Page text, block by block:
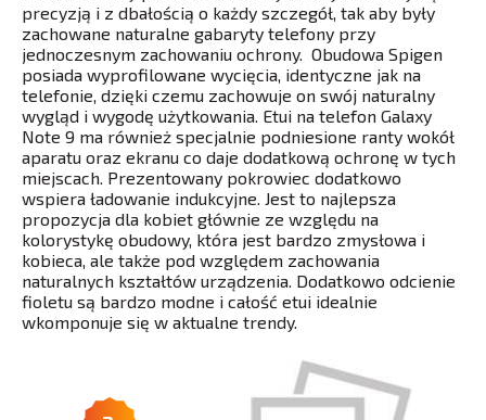
precyzją i z dbałością o każdy szczegół, tak aby były
zachowane naturalne gabaryty telefony przy
jednoczesnym zachowaniu ochrony. Obudowa Spigen
posiada wyprofilowane wycięcia, identyczne jak na
telefonie, dzięki czemu zachowuje on swój naturalny
wygląd i wygodę użytkowania. Etui na telefon Galaxy
Note 9 ma również specjalnie podniesione ranty wokół
aparatu oraz ekranu co daje dodatkową ochronę w tych
miejscach. Prezentowany pokrowiec dodatkowo
wspiera ładowanie indukcyjne. Jest to najlepsza
propozycja dla kobiet głównie ze względu na
kolorystykę obudowy, która jest bardzo zmysłowa i
kobieca, ale także pod względem zachowania
naturalnych kształtów urządzenia. Dodatkowo odcienie
fioletu są bardzo modne i całość etui idealnie
wkomponuje się w aktualne trendy.